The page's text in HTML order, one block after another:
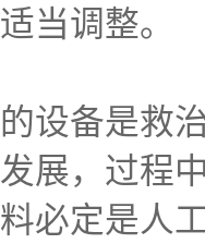
适当调整。
的设备是救
发展，过程
料必定是人